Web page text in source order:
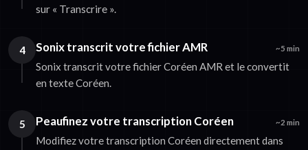
sur « Transcrire ».
4 Sonix transcrit votre fichier AMR ~5 min
Sonix transcrit votre fichier Coréen AMR et le convertit
en texte Coréen.
5 Peaufinez votre transcription Coréen ~2 min
Modifiez votre transcription Coréen directement dans